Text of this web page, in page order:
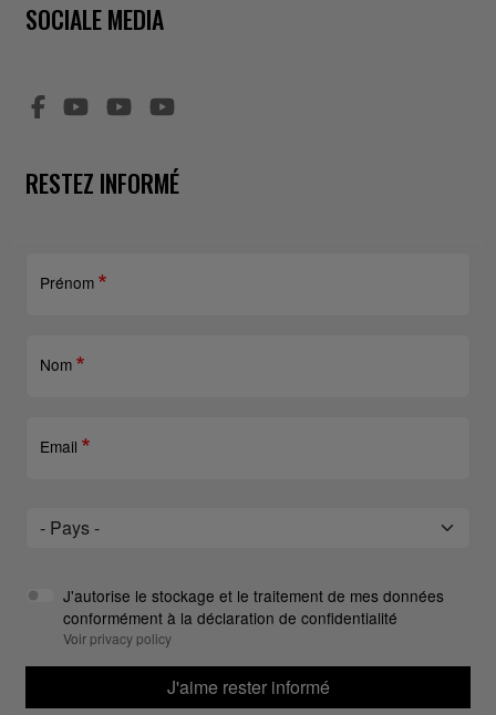
SOCIALE MEDIA
RESTEZ INFORMÉ
Prénom
Nom
Email
Pays
Pays
J'autorise le stockage et le traitement de mes données
conformément à la déclaration de confidentialité
Voir privacy policy
J'aime rester informé